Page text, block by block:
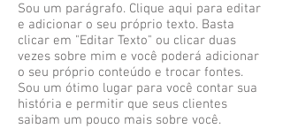
Sou um parágrafo. Clique aqui para editar
e adicionar o seu próprio texto. Basta
clicar em "Editar Texto" ou clicar duas
vezes sobre mim e você poderá adicionar
o seu próprio conteúdo e trocar fontes.
Sou um ótimo lugar para você contar sua
história e permitir que seus clientes
saibam um pouco mais sobre você.